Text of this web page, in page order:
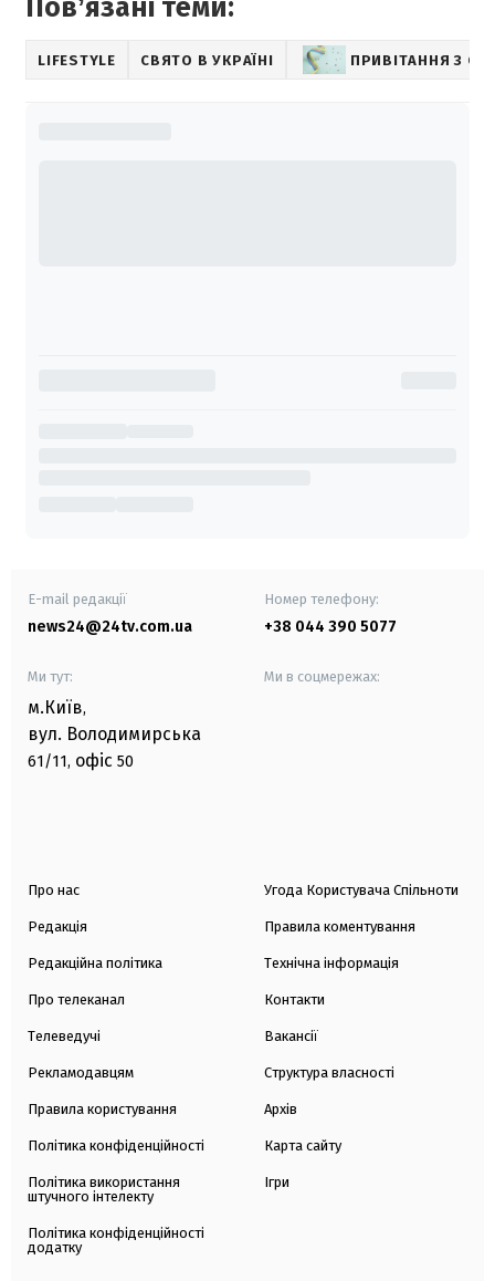
Повʼязані теми:
LIFESTYLE СВЯТО В УКРАЇНІ ПРИВІТАННЯ З
E-mail редакції
news24@24tv.com.ua
Номер телефону:
+38 044 390 5077
Ми тут:
м.Київ,
вул. Володимирська
61/11, офіс 50
Ми в соцмережах:
Про нас
Редакція
Редакційна політика
Про телеканал
Телеведучі
Рекламодавцям
Правила користування
Політика конфіденційності
Політика використання
штучного інтелекту
Політика конфіденційності
додатку
Угода Користувача Спільноти
Правила коментування
Технічна інформація
Контакти
Вакансії
Структура власності
Архів
Карта сайту
Ігри